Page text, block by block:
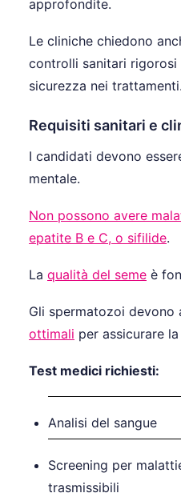
approfondite.
Le cliniche chiedono
controlli sanitari rigorosi
sicurezza nei trattamenti.
Requisiti sanitari e
I candidati devono
mentale.
Non possono avere
epatite B e C, o sifilide.
La qualità del seme è
Gli spermatozoi devono
ottimali per assicurare
Test medici richiesti:
Analisi del sangue
Screening per
trasmissibili